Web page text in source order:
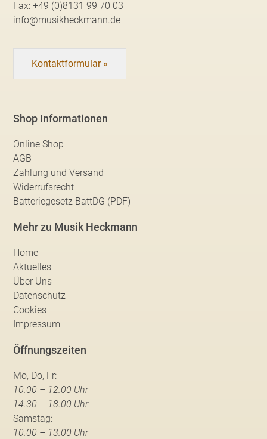
Fax:+49 (0)8131 99 70 03
info@musikheckmann.de
Kontaktformular »
Shop Informationen
Online Shop
AGB
Zahlung und Versand
Widerrufsrecht
Batteriegesetz BattDG (PDF)
Mehr zu Musik Heckmann
Home
Aktuelles
Über Uns
Datenschutz
Cookies
Impressum
Öffnungszeiten
Mo, Do, Fr:
10.00 – 12.00 Uhr
14.30 – 18.00 Uhr
Samstag:
10.00 – 13.00 Uhr